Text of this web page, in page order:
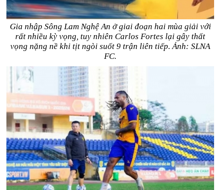
Gia nhập Sông Lam Nghệ An ở giai đoạn hai mùa giải với
rất nhiều kỳ vọng, tuy nhiên Carlos Fortes lại gây thất
vọng nặng nề khi tịt ngòi suốt 9 trận liên tiếp. Ảnh: SLNA
FC.